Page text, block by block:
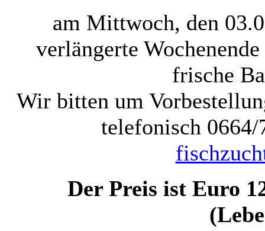
am Mittwoch, den
verlängerte
frische
Wir bitten um
telefonisch
Der Preis ist Euro